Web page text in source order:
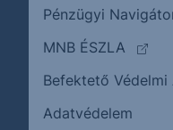
Pénzügyi
MNB ÉSZLA
Befektető Védelmi
Adatvédelem